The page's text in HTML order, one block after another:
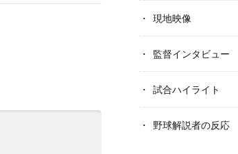
現地映像
監督インタビュー
試合ハイライト
野球解説者の反応